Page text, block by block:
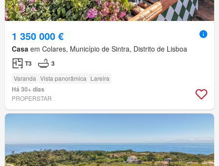
1 350 000 €
Casa em Colares, Município de Sintra, Distrito de Lisboa
T3 3
Varanda Vista panorâmica Lareira
Há 30+ dias
PROPERSTAR